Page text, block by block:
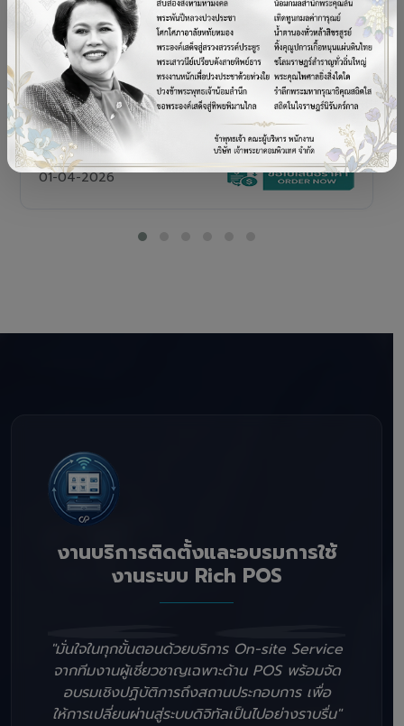
POS TERMINAL
SENOR V+5s
เครื่อง POS All-in-One Touch Screen ดีไซน์พรีเมียม
01-04-2026
งานบริการติดตั้งและอบรมการใช้
งานระบบ Rich POS
"มั่นใจในทุกขั้นตอนด้วยบริการ On-site Service
จากทีมงานผู้เชี่ยวชาญเฉพาะด้าน POS พร้อมจัด
อบรมเชิงปฏิบัติการถึงสถานประกอบการ เพื่อ
ให้การเปลี่ยนผ่านสู่ระบบดิจิทัลเป็นไปอย่างราบรื่น"